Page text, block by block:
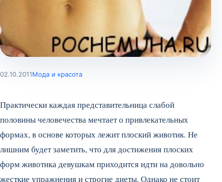
02.10.2011Мода и красота
Практически каждая представительница слабой
половины человечества мечтает о привлекательных
формах, в основе которых лежит плоский животик. Не
лишним будет заметить, что для достижения плоских
форм животика девушкам приходится идти на довольно
жесткие упражнения и строгие диеты. Однако не стоит